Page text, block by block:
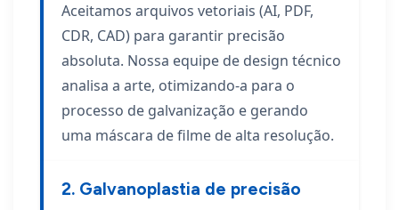
Aceitamos arquivos vetoriais (AI, PDF,
CDR, CAD) para garantir precisão
absoluta. Nossa equipe de design técnico
analisa a arte, otimizando-a para o
processo de galvanização e gerando
uma máscara de filme de alta resolução.
2. Galvanoplastia de precisão